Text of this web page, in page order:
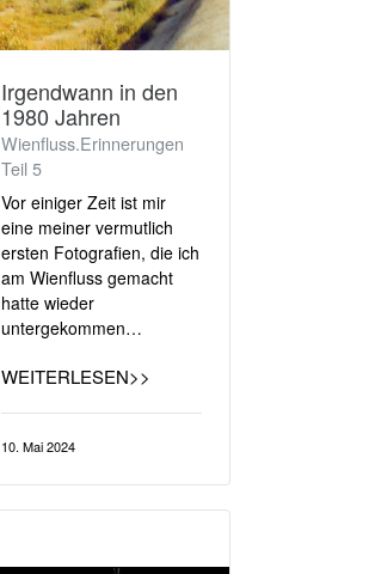
Irgendwann in den
1980 Jahren
Wienfluss.Erinnerungen
Teil 5
Vor einiger Zeit ist mir
eine meiner vermutlich
ersten Fotografien, die ich
am Wienfluss gemacht
hatte wieder
untergekommen…
WEITERLESEN>>
10. Mai 2024